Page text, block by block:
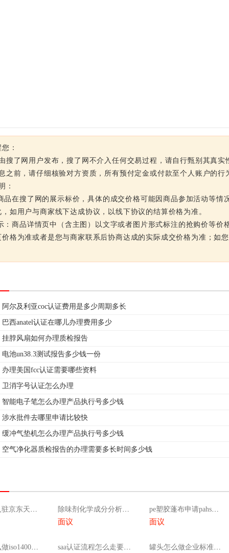
：
搜了网用户发布，搜了网不介入任何交易过程，请自行甄别其真实
之前，请仔细核验对方资质，所有预付定金或付款至个人账户的
：
在搜了网的展示标价，具体的成交价格可能因商品参加活动等情
如用户与商家线下达成协议，以线下协议的结算价格为准。
商品详情页中（含主图）以文字或者图片形式标注的抢购价等价
价格为准或者是您与商家联系后协商达成的实际成交价格为准；如
阿尔及利亚coc认证费用是多少周期多长
巴西anatel认证在哪儿办理费用多少
挂脖风扇如何办理质检报告
电池un38.3测试报告多少钱一份
办理美国fcc认证需要哪些资料
卫消字号认证怎么办理
智能电子笔怎么办理产品执行号多少钱
涉水批件去哪里申请比较快
缓冲气垫机怎么办理产品执行号多少钱
空气净化器质检报告的办理需要多长时间多少钱
小型冰箱入驻京东天猫 质检报告，门店检测报告怎么申请 除味剂化学成分分析检测周期多久 费用多少
面议
pe塑胶蓬布申请pahs多环芳烃测试周期多久流程有哪些
面议
服装厂怎么做iso14001体系认证 saa认证流程怎么走要多久 罐头怎么做企业标准备案